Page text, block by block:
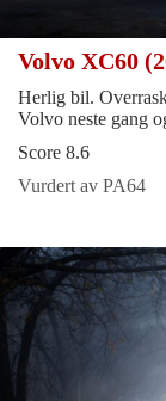
Volvo XC60
Herlig bil.
Volvo neste gang
Score 8.6
Vurdert av PA64